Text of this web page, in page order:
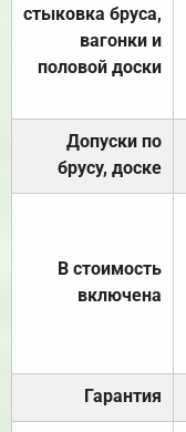
стыковка бруса,
вагонки и
половой доски
Допуски по
брусу, доске
В стоимость
включена
Гарантия